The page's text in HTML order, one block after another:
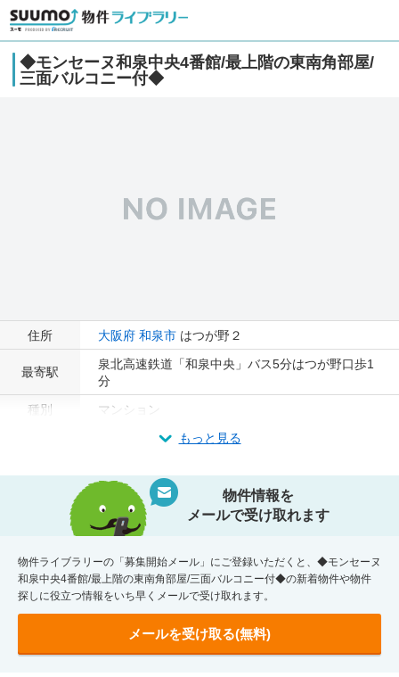
◆モンセーヌ和泉中央4番館/最上階の東南角部屋/
三面バルコニー付◆
住所 大阪府 和泉市 はつが野２
最寄駅
泉北高速鉄道「和泉中央」バス5分はつが野口歩1
分
種別
マンション
もっと見る
物件情報を
メールで受け取れます
物件ライブラリーの「募集開始メール」にご登録いただくと、◆モンセーヌ
和泉中央4番館/最上階の東南角部屋/三面バルコニー付◆の新着物件や物件
探しに役立つ情報をいち早くメールで受け取れます。
メールを受け取る(無料)